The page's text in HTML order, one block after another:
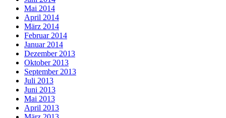
Mai 2014
April 2014
März 2014
Februar 2014
Januar 2014
Dezember 2013
Oktober 2013
September 2013
Juli 2013
Juni 2013
Mai 2013
April 2013